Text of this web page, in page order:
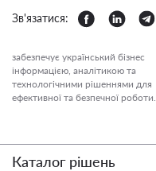
Зв'язатися:
забезпечує український бізнес
інформацією, аналітикою та
технологічними рішеннями для
ефективної та безпечної роботи.
Каталог рішень